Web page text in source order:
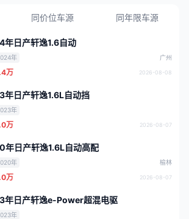
同价位车源 同年限车源
年日产轩逸1.6自动
年 广州
万 2026-08-08
年日产轩逸1.6L自动挡
年
万 2026-08-07
年日产轩逸1.6L自动高配
年 榆林
万 2026-08-07
年日产轩逸e-Power超混电驱
年